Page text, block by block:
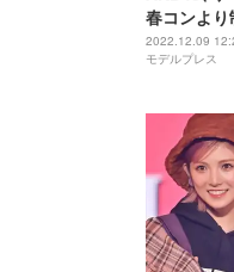
春コンよ
全文＞
2022.12.09
モデルプレス